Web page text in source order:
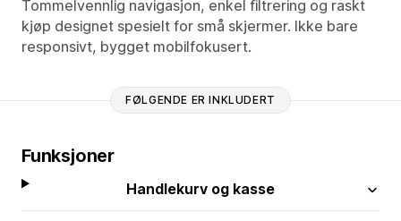
Tommelvennlig navigasjon, enkel filtrering og raskt
kjøp designet spesielt for små skjermer. Ikke bare
responsivt, bygget mobilfokusert.
FØLGENDE ER INKLUDERT
Funksjoner
Handlekurv og kasse